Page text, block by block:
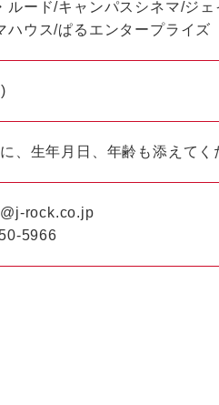
ルード/キャンパスシネマ/ジェ
ハウス/ぱるエンタープライズ
、生年月日、年齢も添えてく
rock.co.jp
5966